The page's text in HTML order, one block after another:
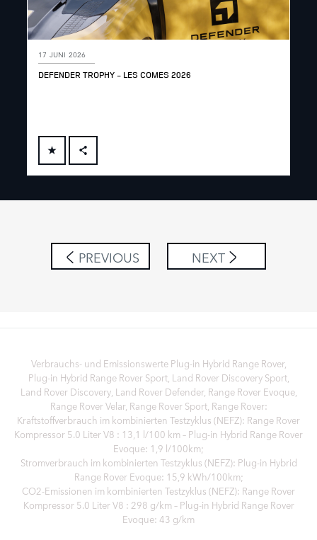
17 JUNI 2026
DEFENDER TROPHY - LES COMES 2026
FACEBOOK
SHARE
PREVIOUS NEXT
Verbrauchs- und Emissionswerte Plug‑in Hybrid Range Rover,
Plug‑in Hybrid Range Rover Sport, Land Rover Discovery Sport,
Land Rover Discovery, Land Rover Defender, Range Rover Evoque,
Range Rover Velar, Range Rover Sport, Range Rover:
Kraftstoffverbrauch im kombinierten Testzyklus (NEFZ): Range Rover
Kompressor 5.0 Liter V8 : 13,1 l/100 km – Plug-in Hybrid Range Rover
Evoque: 1,9 l/100km;
Stromverbrauch im kombinierten Testzyklus (NEFZ): Plug-in Hybrid
Range Rover Evoque: 15,9 kWh/100km;
CO2-Emissionen im kombinierten Testzyklus (NEFZ): Range Rover
Kompressor 5.0 Liter V8 : 298 g/km – Plug-in Hybrid Range Rover
Evoque: 43 g/km